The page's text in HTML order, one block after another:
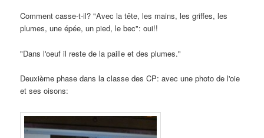
Comment casse-t-il? "Avec la tête, les mains, les griffes, les
plumes, une épée, un pied, le bec": oui!!
"Dans l'oeuf il reste de la paille et des plumes."
Deuxième phase dans la classe des CP: avec une photo de l'oie
et ses oisons: